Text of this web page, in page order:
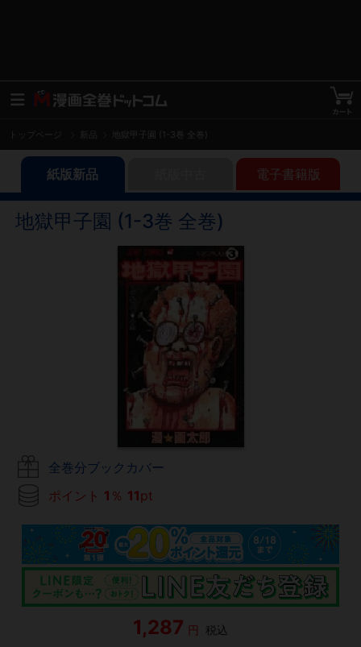
トップページ 地獄甲子園 (1-3巻 全巻)
紙版新品 電子書籍版
地獄甲子園 (1-3巻 全巻)
全巻分ブックカバー
ポイント 1 ％ 11pt
1,287 円 税込